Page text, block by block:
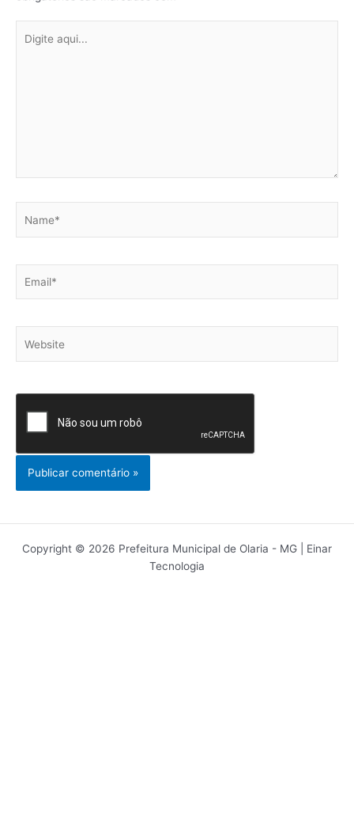
aqui...
Copyright © 2026 Prefeitura Municipal de Olaria - MG | Einar
Tecnologia